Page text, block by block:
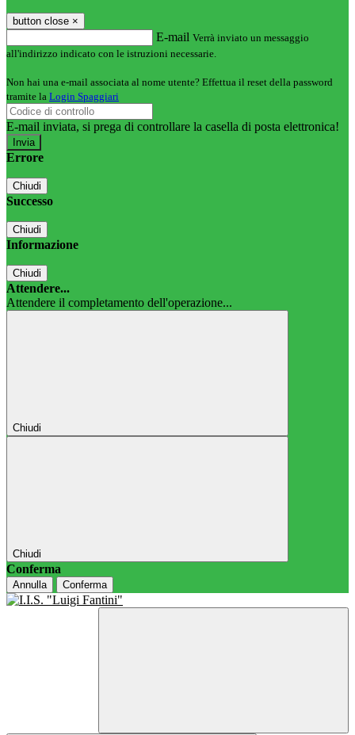
button close ×
E-mail Verrà inviato un messaggio
all'indirizzo indicato con le istruzioni necessarie.
Non hai una e-mail associata al nome utente? Effettua il reset della password
tramite la Login Spaggiari
E-mail inviata, si prega di controllare la casella di posta elettronica!
Errore
Chiudi
Successo
Chiudi
Informazione
Chiudi
Attendere...
Attendere il completamento dell'operazione...
Chiudi
Chiudi
Conferma
Annulla Conferma